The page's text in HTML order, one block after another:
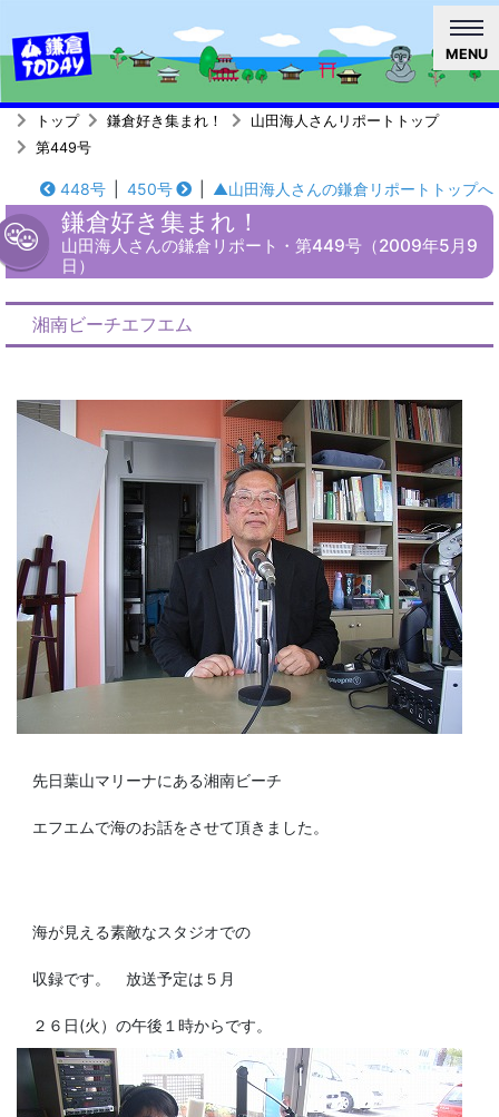
MENU
トップ 鎌倉好き集まれ！
山田海人さんリポートトップ
第449号
448号 450号 ▲山田海人さんの鎌倉リポートトップへ
鎌倉好き集まれ！
山田海人さんの鎌倉リポート・第449号（2009年5月9
日）
湘南ビーチエフエム
先日葉山マリーナにある湘南ビーチ
エフエムで海のお話をさせて頂きました。
海が見える素敵なスタジオでの
収録です。 放送予定は５月
２６日(火）の午後１時からです。